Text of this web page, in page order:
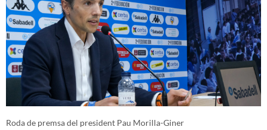
Roda de premsa del president Pau Morilla-Giner